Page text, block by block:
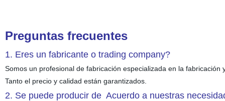
Preguntas frecuentes
1. Eres un fabricante o trading company?
Somos un profesional de fabricación especializada en la
Tanto el precio y calidad están garantizados.
2. Se puede producir de Acuerdo a nuestras